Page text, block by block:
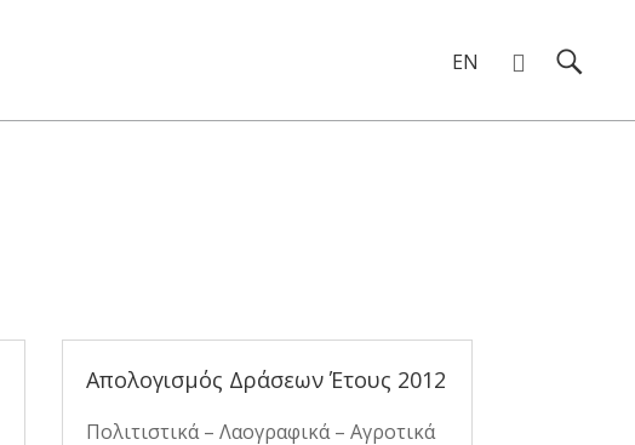
EN
Απολογισμός Δράσεων Έτους 2012
Πολιτιστικά – Λαογραφικά – Αγροτικά